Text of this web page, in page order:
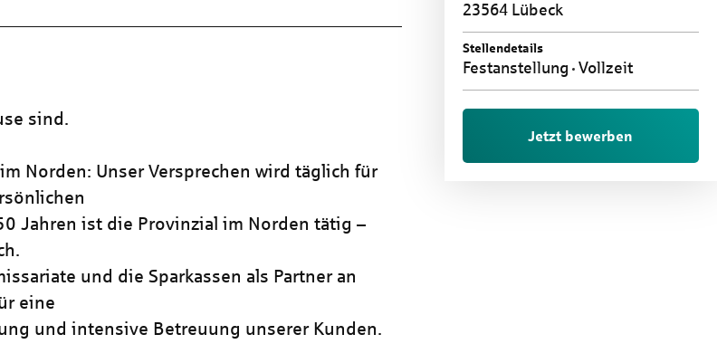
23564 Lübeck
Stellendetails
Festanstellung Vollzeit
Jetzt bewerben
sind.
Norden: Unser Versprechen wird täglich für
Jahren ist die Provinzial im Norden tätig –
und die Sparkassen als Partner an
eine
und intensive Betreuung unserer Kunden.